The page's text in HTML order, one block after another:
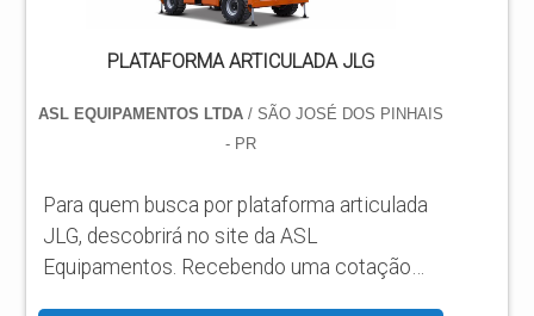
PLATAFORMA ARTICULADA JLG
ASL EQUIPAMENTOS LTDA/ SÃO JOSÉ DOS PINHAIS
- PR
Para quem busca por plataforma articulada
JLG, descobrirá no site da ASL
Equipamentos. Recebendo uma cotação